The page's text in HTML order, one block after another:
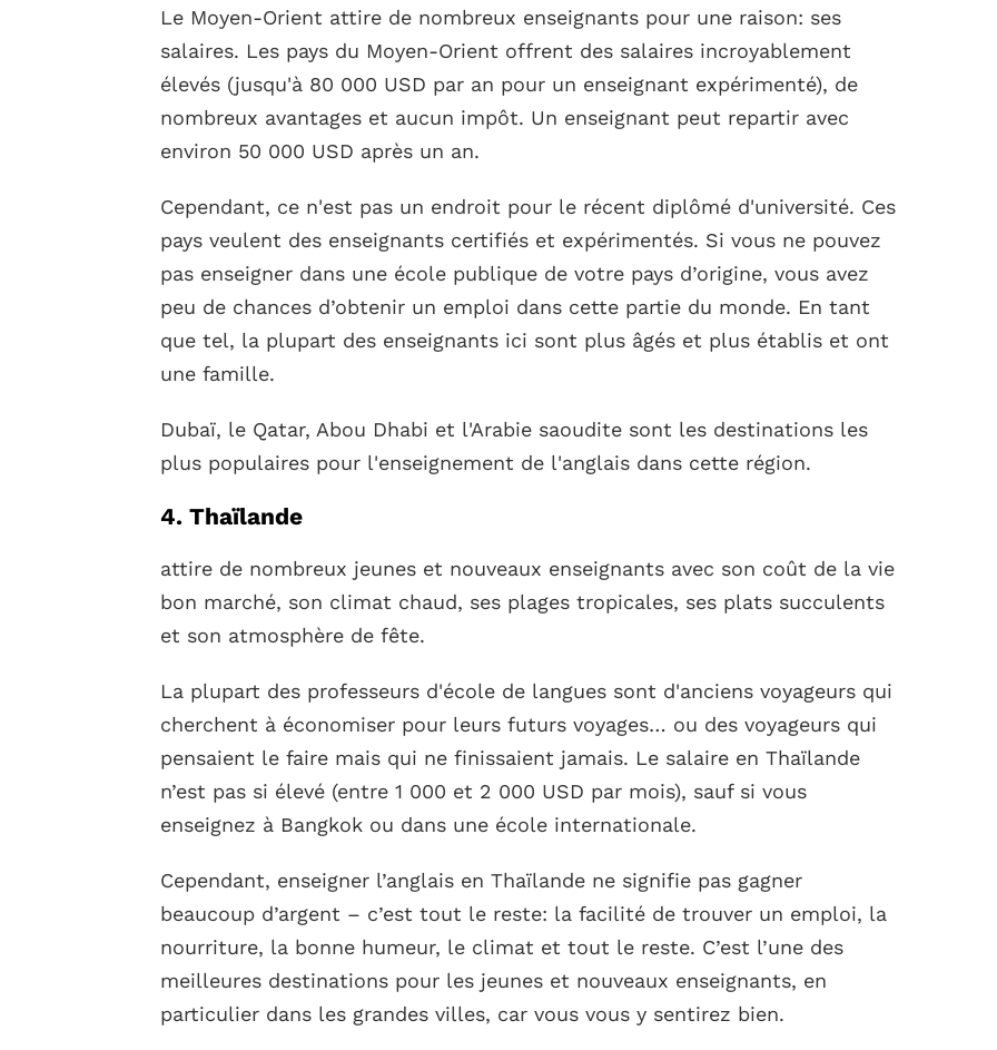
Le Moyen-Orient attire de nombreux enseignants pour une raison: ses
salaires. Les pays du Moyen-Orient offrent des salaires incroyablement
élevés (jusqu'à 80 000 USD par an pour un enseignant expérimenté), de
nombreux avantages et aucun impôt. Un enseignant peut repartir avec
environ 50 000 USD après un an.
Cependant, ce n'est pas un endroit pour le récent diplômé d'université. Ces
pays veulent des enseignants certifiés et expérimentés. Si vous ne pouvez
pas enseigner dans une école publique de votre pays d’origine, vous avez
peu de chances d’obtenir un emploi dans cette partie du monde. En tant
que tel, la plupart des enseignants ici sont plus âgés et plus établis et ont
une famille.
Dubaï, le Qatar, Abou Dhabi et l'Arabie saoudite sont les destinations les
plus populaires pour l'enseignement de l'anglais dans cette région.
4. Thaïlande
attire de nombreux jeunes et nouveaux enseignants avec son coût de la vie
bon marché, son climat chaud, ses plages tropicales, ses plats succulents
et son atmosphère de fête.
La plupart des professeurs d'école de langues sont d'anciens voyageurs qui
cherchent à économiser pour leurs futurs voyages… ou des voyageurs qui
pensaient le faire mais qui ne finissaient jamais. Le salaire en Thaïlande
n’est pas si élevé (entre 1 000 et 2 000 USD par mois), sauf si vous
enseignez à Bangkok ou dans une école internationale.
Cependant, enseigner l’anglais en Thaïlande ne signifie pas gagner
beaucoup d’argent – c’est tout le reste: la facilité de trouver un emploi, la
nourriture, la bonne humeur, le climat et tout le reste. C’est l’une des
meilleures destinations pour les jeunes et nouveaux enseignants, en
particulier dans les grandes villes, car vous vous y sentirez bien.